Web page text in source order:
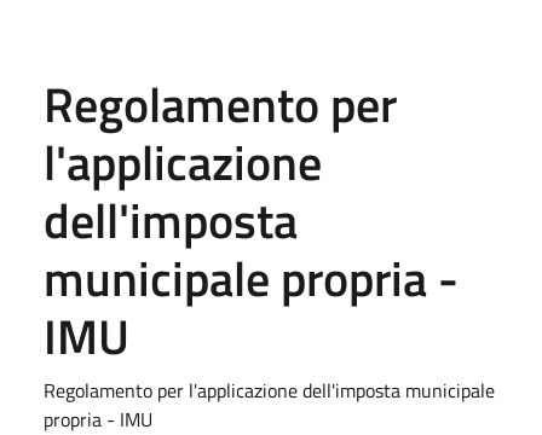
Regolamento per
l'applicazione
dell'imposta
municipale propria -
IMU
Regolamento per l'applicazione dell'imposta municipale
propria - IMU